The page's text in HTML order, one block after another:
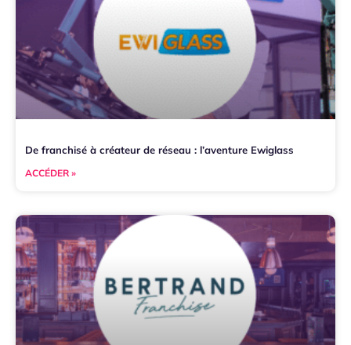
De franchisé à créateur de réseau : l’aventure Ewiglass
ACCÉDER »